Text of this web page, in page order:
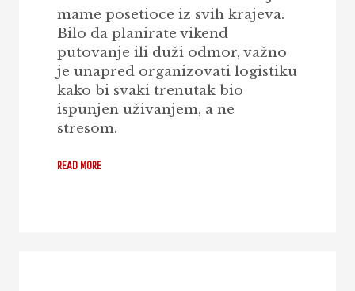
mame posetioce iz svih krajeva.
Bilo da planirate vikend
putovanje ili duži odmor, važno
je unapred organizovati logistiku
kako bi svaki trenutak bio
ispunjen uživanjem, a ne
stresom.
READ MORE